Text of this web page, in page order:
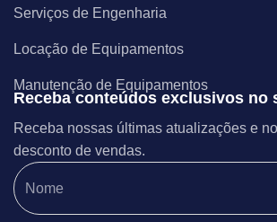
Serviços de Engenharia
Locação de Equipamentos
Manutenção de Equipamentos
Receba conteúdos exclusivos no
Receba nossas últimas atualizações e
desconto de vendas.